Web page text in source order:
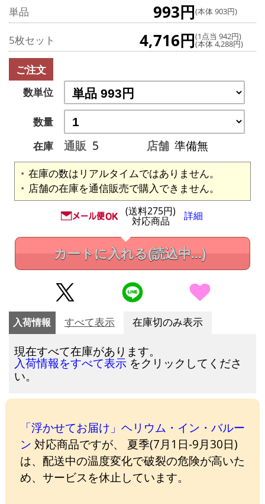
単品 993円(本体 903円)
5枚セット 4,716円(1点当 942円)
(本体 4,288円)
ご注文
数単位
数量
在庫
通販 5 店舗 準備無
在庫の数はリアルタイムではありません。
店舗の在庫を通信販売で購入できません。
(送料275円)
対応商品 詳細
カートに入れる(読込中...)
入荷情報 すべて表示 在庫切のみ表示
現在すべて在庫があります。
入荷情報をすべて表示 をクリックしてくださ
い。
「浮かせてお届け」ヘリウム・イン・バルー
ン 対応商品ですが、 夏季(7月1日-9月30日)
は、配送中の温度変化で破裂の危険が高いた
め、サービスを休止しています。